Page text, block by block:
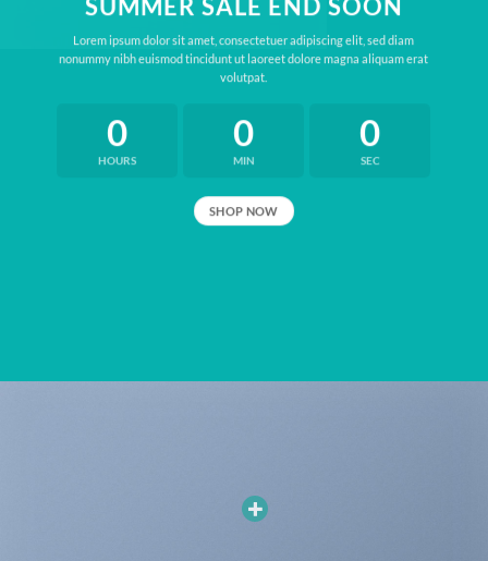
SUMMER SALE END SOON
Lorem ipsum dolor sit amet, consectetuer adipiscing elit, sed diam
nonummy nibh euismod tincidunt ut laoreet dolore magna aliquam erat
volutpat.
0
HOURS
0
MIN
0
SEC
SHOP NOW